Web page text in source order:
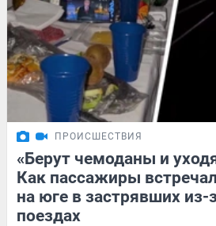
ПРОИСШЕСТВИЯ
«Берут чемоданы и
Как пассажиры
на юге в застрявших из-
поездах